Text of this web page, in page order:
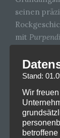
seinen
mit
Konzerten
Water“,
Die Fans
Purple-
Stand:
Wir